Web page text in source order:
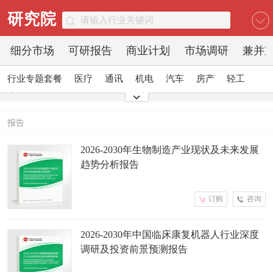
研究院
细分市场 可研报告 商业计划 市场调研 兼并
行业专题套餐 医疗 通讯 机电 汽车 房产
轻工
酒店
报告
2026-2030年生物制造产业现状及未来发展
趋势分析报告
咨询
订购
2026-2030年中国临床康复机器人行业深度
调研及投资前景预测报告